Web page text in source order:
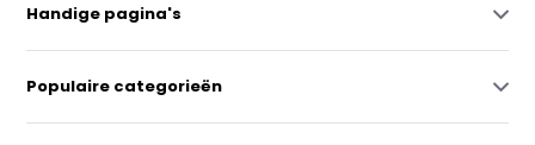
Handige pagina's
Populaire categorieën